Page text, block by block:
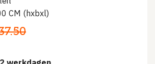
CM (hxbxl)